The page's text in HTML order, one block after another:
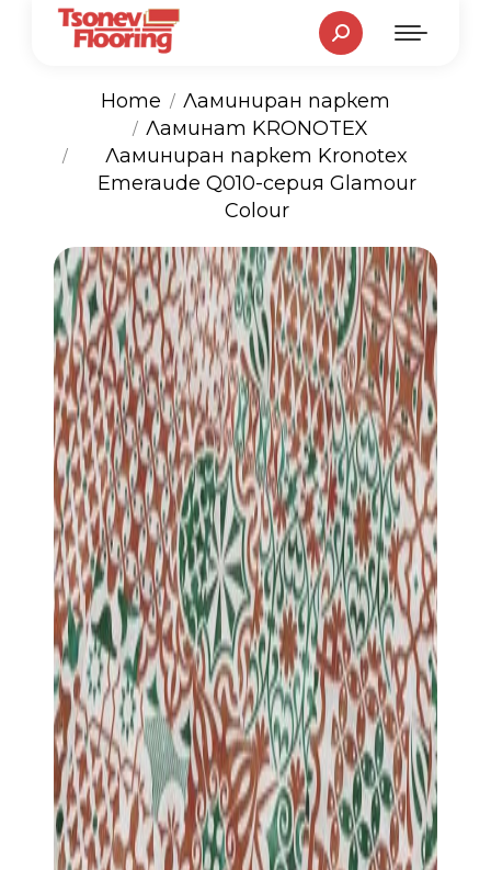
Search:
You are here:
Home
Ламиниран паркет
Ламинат KRONOTEX
Ламиниран паркет Kronotex
Emeraude Q010-серия Glamour
Colour